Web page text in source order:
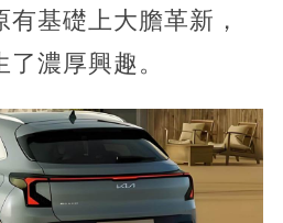
基礎上大膽革新，
濃厚興趣。